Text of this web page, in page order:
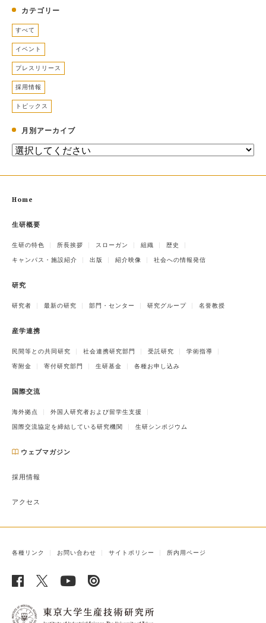
カテゴリー
すべて
イベント
プレスリリース
採用情報
トピックス
月別アーカイブ
Home
生研概要
生研の特色 所長挨拶 スローガン 組織 歴史
キャンパス・施設紹介 出版 紹介映像 社会への情報発信
研究
研究者 最新の研究 部門・センター 研究グループ 名誉教授
産学連携
民間等との共同研究 社会連携研究部門 受託研究 学術指導
寄附金 寄付研究部門 生研基金 各種お申し込み
国際交流
海外拠点 外国人研究者および留学生支援
国際交流協定を締結している研究機関 生研シンポジウム
ウェブマガジン
採用情報
アクセス
各種リンク お問い合わせ サイトポリシー 所内用ページ